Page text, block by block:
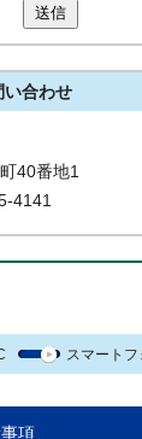
送信
い合わせ
40番地1
4141
スマートフ
項